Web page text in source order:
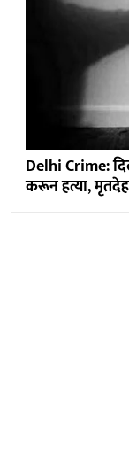
Delhi Crime:
करून हत्या,